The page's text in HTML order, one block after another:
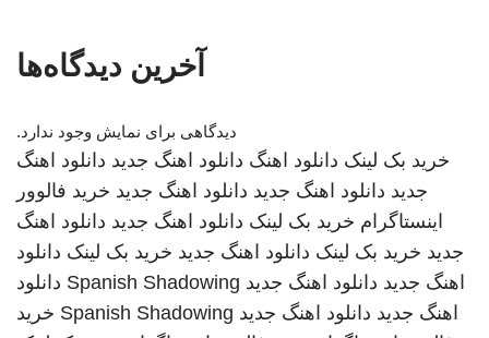
آخرین دیدگاه‌ها
دیدگاهی برای نمایش وجود ندارد.
خرید بک لینک دانلود اهنگ دانلود اهنگ جدید دانلود اهنگ
جدید دانلود اهنگ جدید دانلود اهنگ جدید خرید فالوور
اینستاگرام خرید بک لینک دانلود اهنگ جدید دانلود اهنگ
جدید خرید بک لینک دانلود اهنگ جدید خرید بک لینک دانلود
اهنگ جدید دانلود اهنگ جدید Spanish Shadowing دانلود
اهنگ جدید دانلود اهنگ جدید Spanish Shadowing خرید